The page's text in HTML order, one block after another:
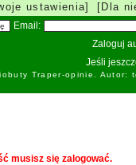
ustawienia] [Dla
Email:
Zaloguj
Jeśli
Traper-opinie. Autor:
musisz się zalogować.